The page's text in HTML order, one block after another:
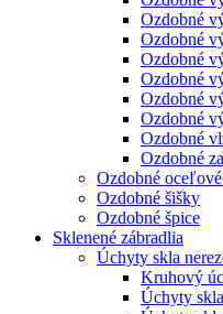
Ozdobné
Ozdobné
Ozdobné
Ozdobné
Ozdobné
Ozdobné
Ozdobné
Ozdobné
Ozdobné
Ozdobné šišky
Ozdobné špice
Sklenené zábradlia
Úchyty skla
Kruhový
Úchyty